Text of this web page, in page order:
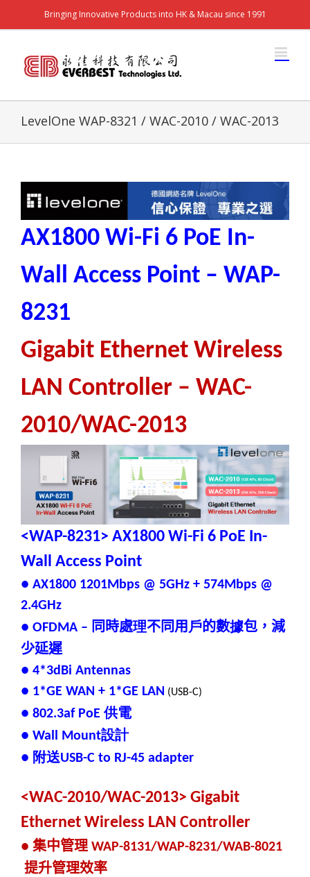
Bringing Innovative Products into HK & Macau since 1991
LevelOne WAP-8321 / WAC-2010 / WAC-2013
AX1800 Wi-Fi 6 PoE In-
Wall Access Point – WAP-
8231
Gigabit Ethernet Wireless
LAN Controller – WAC-
2010/WAC-2013
<WAP-8231> AX1800 Wi-Fi 6 PoE In-
Wall Access Point
● AX1800 1201Mbps @ 5GHz + 574Mbps @
2.4GHz
● OFDMA – 同時處理不同用 戶的數據包，減
少延遲
● 4*3dBi Antennas
● 1*GE WAN + 1*GE LAN (USB-C)
● 802.3af PoE 供電
● Wall Mount設計
● 附送USB-C to RJ-45 adapter
<WAC-2010/WAC-2013> Gigabit
Ethernet Wireless LAN Controller
● 集中管理 WAP-8131/WAP-8231/WAB-8021
提升管理效率